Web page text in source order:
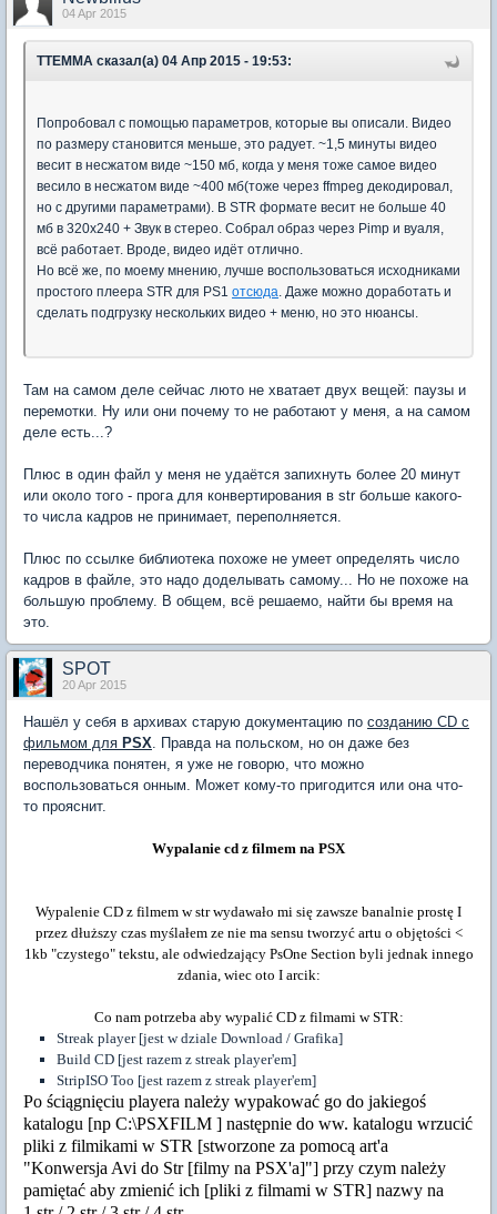
04 Apr 2015
TTEMMA сказал(а) 04 Апр 2015 - 19:53:
Попробовал с помощью параметров, которые вы описали. Видео
по размеру становится меньше, это радует. ~1,5 минуты видео
весит в несжатом виде ~150 мб, когда у меня тоже самое видео
весило в несжатом виде ~400 мб(тоже через ffmpeg декодировал,
но с другими параметрами). В STR формате весит не больше 40
мб в 320х240 + Звук в стерео. Собрал образ через Pimp и вуаля,
всё работает. Вроде, видео идёт отлично.
Но всё же, по моему мнению, лучше воспользоваться исходниками
простого плеера STR для PS1 отсюда. Даже можно доработать и
сделать подгрузку нескольких видео + меню, но это нюансы.
Там на самом деле сейчас люто не хватает двух вещей: паузы и
перемотки. Ну или они почему то не работают у меня, а на самом
деле есть...?
Плюс в один файл у меня не удаётся запихнуть более 20 минут
или около того - прога для конвертирования в str больше какого-
то числа кадров не принимает, переполняется.
Плюс по ссылке библиотека похоже не умеет определять число
кадров в файле, это надо доделывать самому... Но не похоже на
большую проблему. В общем, всё решаемо, найти бы время на
это.
SPOT
20 Apr 2015
Нашёл у себя в архивах старую документацию по созданию CD с
фильмом для PSX. Правда на польском, но он даже без
переводчика понятен, я уже не говорю, что можно
воспользоваться онным. Может кому-то пригодится или она что-
то прояснит.
Wypalanie cd z filmem na PSX
Wypalenie CD z filmem w str wydawało mi się zawsze banalnie prostę I
przez dłuższy czas myślałem ze nie ma sensu tworzyć artu o objętości <
1kb "czystego" tekstu, ale odwiedzający PsOne Section byli jednak innego
zdania, wiec oto I arcik:
Co nam potrzeba aby wypalić CD z filmami w STR:
Streak player [jest w dziale Download / Grafika]
Build CD [jest razem z streak player'em]
StripISO Too [jest razem z streak player'em]
Po ściągnięciu playera należy wypakować go do jakiegoś
katalogu [np C:\PSXFILM ] następnie do ww. katalogu wrzucić
pliki z filmikami w STR [stworzone za pomocą art'a
"Konwersja Avi do Str [filmy na PSX'a]"] przy czym należy
pamiętać aby zmienić ich [pliki z filmami w STR] nazwy na